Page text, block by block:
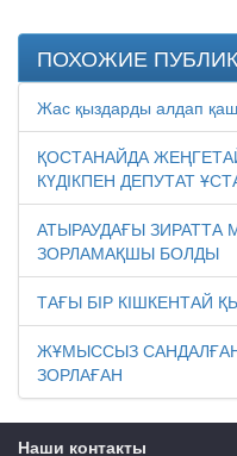
ПОХОЖИЕ
Жас қыздарды алдап
ҚОСТАНАЙДА
КҮДІКПЕН ДЕПУТАТ
АТЫРАУДАҒЫ
ЗОРЛАМАҚШЫ БОЛДЫ
ТАҒЫ БІР КІШКЕНТАЙ
ЖҰМЫССЫЗ
ЗОРЛАҒАН
Наши контакты